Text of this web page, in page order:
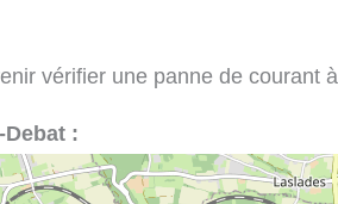
vérifier une panne de courant à
: